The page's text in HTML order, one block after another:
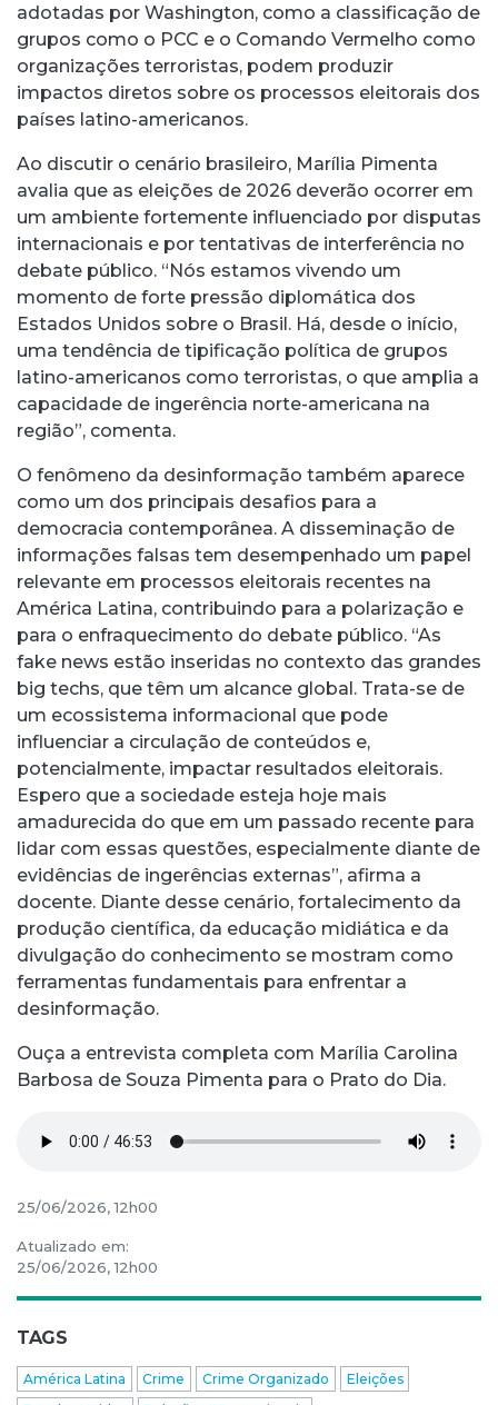
adotadas por Washington, como a classificação de
grupos como o PCC e o Comando Vermelho como
organizações terroristas, podem produzir
impactos diretos sobre os processos eleitorais dos
países latino-americanos.
Ao discutir o cenário brasileiro, Marília Pimenta
avalia que as eleições de 2026 deverão ocorrer em
um ambiente fortemente influenciado por disputas
internacionais e por tentativas de interferência no
debate público. “Nós estamos vivendo um
momento de forte pressão diplomática dos
Estados Unidos sobre o Brasil. Há, desde o início,
uma tendência de tipificação política de grupos
latino-americanos como terroristas, o que amplia a
capacidade de ingerência norte-americana na
região”, comenta.
O fenômeno da desinformação também aparece
como um dos principais desafios para a
democracia contemporânea. A disseminação de
informações falsas tem desempenhado um papel
relevante em processos eleitorais recentes na
América Latina, contribuindo para a polarização e
para o enfraquecimento do debate público. “As
fake news estão inseridas no contexto das grandes
big techs, que têm um alcance global. Trata-se de
um ecossistema informacional que pode
influenciar a circulação de conteúdos e,
potencialmente, impactar resultados eleitorais.
Espero que a sociedade esteja hoje mais
amadurecida do que em um passado recente para
lidar com essas questões, especialmente diante de
evidências de ingerências externas”, afirma a
docente. Diante desse cenário, fortalecimento da
produção científica, da educação midiática e da
divulgação do conhecimento se mostram como
ferramentas fundamentais para enfrentar a
desinformação.
Ouça a entrevista completa com Marília Carolina
Barbosa de Souza Pimenta para o Prato do Dia.
25/06/2026, 12h00
Atualizado em:
25/06/2026, 12h00
TAGS
América Latina Crime Crime Organizado
Eleições